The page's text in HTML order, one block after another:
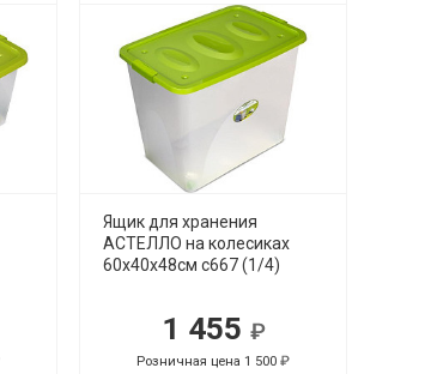
Ящик для хранения
АСТЕЛЛО на колесиках
60х40х48см с667 (1/4)
1 455
Розничная цена 1 500